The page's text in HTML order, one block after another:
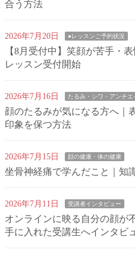
合う方法
2026年7月20日 ●レッスンご予約状況
【8月受付中】笑顔が苦手・
レッスン受付開始
2026年7月16日 たるみ・シワ・アンチエ
顔のたるみが気になる方へ｜
印象を保つ方法
2026年7月15日 顔の健康・体の健康
坐骨神経痛で学んだこと｜知
2026年7月11日 受講者インタビュー
オンラインに映る自分の顔が
手に入れた受講生へインタビ